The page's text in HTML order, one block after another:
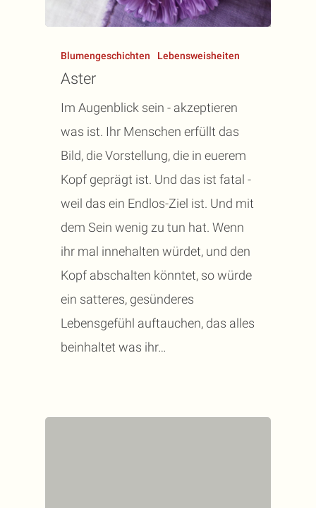
Blumengeschichten Lebensweisheiten
Aster
Im Augenblick sein - akzeptieren
was ist. Ihr Menschen erfüllt das
Bild, die Vorstellung, die in euerem
Kopf geprägt ist. Und das ist fatal -
weil das ein Endlos-Ziel ist. Und mit
dem Sein wenig zu tun hat. Wenn
ihr mal innehalten würdet, und den
Kopf abschalten könntet, so würde
ein satteres, gesünderes
Lebensgefühl auftauchen, das alles
beinhaltet was ihr…